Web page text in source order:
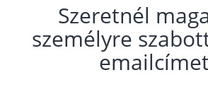
Szeretnél
személyre